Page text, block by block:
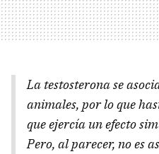
La testosterona se
animales, por lo que
que ejercía un efecto
Pero, al parecer, no es